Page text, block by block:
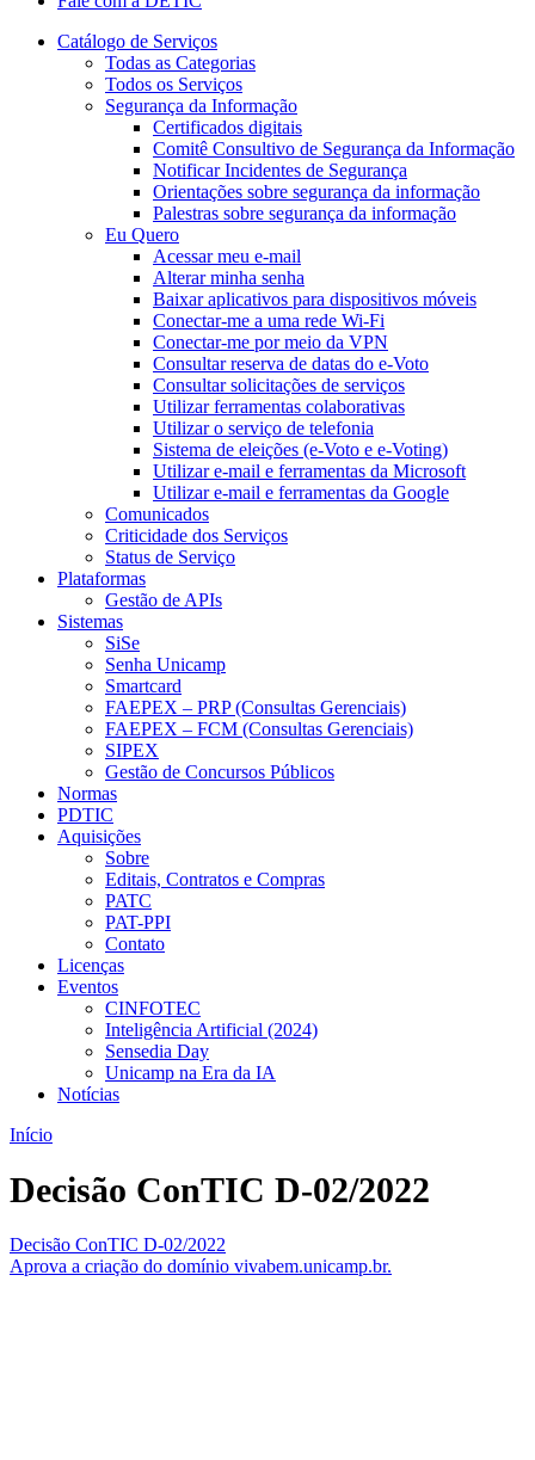
Catálogo de Serviços
Todas as Categorias
Todos os Serviços
Segurança da Informação
Certificados digitais
Comitê Consultivo de Segurança da Informação
Notificar Incidentes de Segurança
Orientações sobre segurança da informação
Palestras sobre segurança da informação
Eu Quero
Acessar meu e-mail
Alterar minha senha
Baixar aplicativos para dispositivos móveis
Conectar-me a uma rede Wi-Fi
Conectar-me por meio da VPN
Consultar reserva de datas do e-Voto
Consultar solicitações de serviços
Utilizar ferramentas colaborativas
Utilizar o serviço de telefonia
Sistema de eleições (e-Voto e e-Voting)
Utilizar e-mail e ferramentas da Microsoft
Utilizar e-mail e ferramentas da Google
Comunicados
Criticidade dos Serviços
Status de Serviço
Plataformas
Gestão de APIs
Sistemas
SiSe
Senha Unicamp
Smartcard
FAEPEX – PRP (Consultas Gerenciais)
FAEPEX – FCM (Consultas Gerenciais)
SIPEX
Gestão de Concursos Públicos
Normas
PDTIC
Aquisições
Sobre
Editais, Contratos e Compras
PATC
PAT-PPI
Contato
Licenças
Eventos
CINFOTEC
Inteligência Artificial (2024)
Sensedia Day
Unicamp na Era da IA
Notícias
Início
Decisão ConTIC D-02/2022
Decisão ConTIC D-02/2022
Aprova a criação do domínio vivabem.unicamp.br.